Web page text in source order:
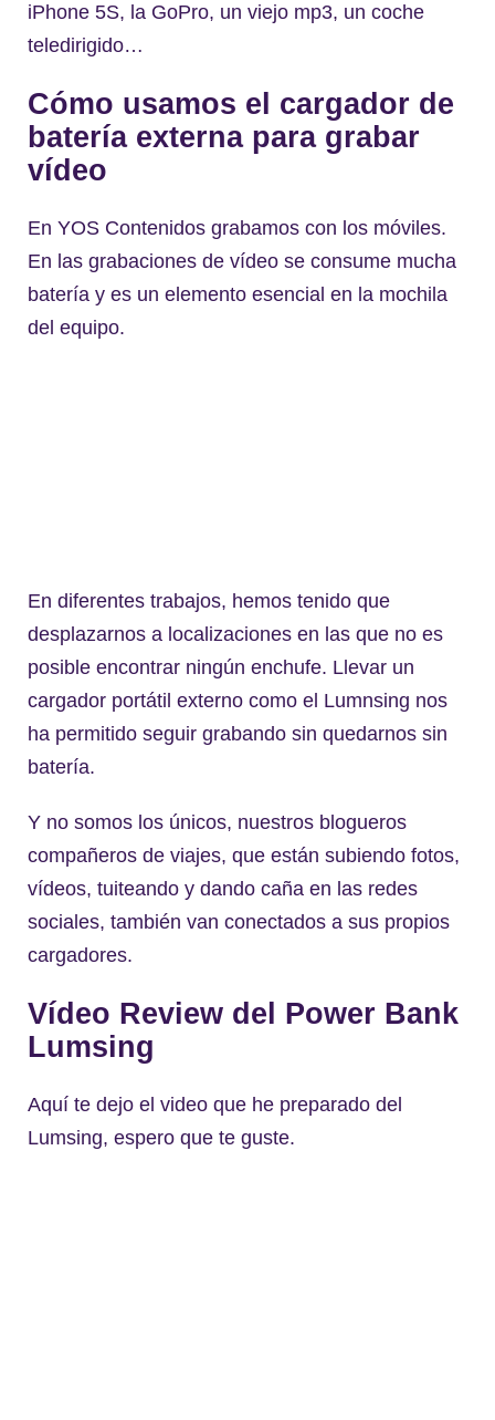
iPhone 5S, la GoPro, un viejo mp3, un coche
teledirigido…
Cómo usamos el cargador de
batería externa para grabar
vídeo
En YOS Contenidos grabamos con los móviles.
En las grabaciones de vídeo se consume mucha
batería y es un elemento esencial en la mochila
del equipo.
En diferentes trabajos, hemos tenido que
desplazarnos a localizaciones en las que no es
posible encontrar ningún enchufe. Llevar un
cargador portátil externo como el Lumnsing nos
ha permitido seguir grabando sin quedarnos sin
batería.
Y no somos los únicos, nuestros blogueros
compañeros de viajes, que están subiendo fotos,
vídeos, tuiteando y dando caña en las redes
sociales, también van conectados a sus propios
cargadores.
Vídeo Review del Power Bank
Lumsing
Aquí te dejo el video que he preparado del
Lumsing, espero que te guste.